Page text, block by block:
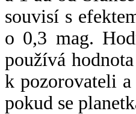
souvisí s
o 0,3 mag.
používá
k pozorovateli
pokud se